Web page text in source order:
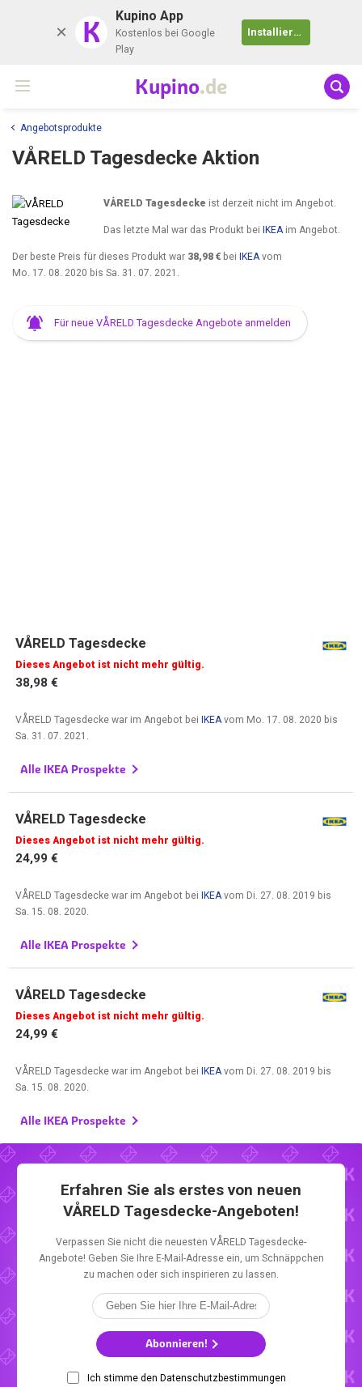
K Kupino App
Kostenlos bei Google
Play
Installieren
Kupino.de
Angebotsprodukte
VÅRELD Tagesdecke Aktion
VÅRELD Tagesdecke ist derzeit nicht im Angebot.
Das letzte Mal war das Produkt bei IKEAim Angebot.
Der beste Preis für dieses Produkt war 38,98 € bei IKEA vom
Mo. 17. 08. 2020 bis Sa. 31. 07. 2021
Für neue VÅRELD Tagesdecke Angebote anmelden
VÅRELD Tagesdecke
Dieses Angebot ist nicht mehr gültig.
38,98 €
VÅRELD Tagesdecke war im Angebot beiIKEA vom Mo. 17. 08. 2020 bis
Sa. 31. 07. 2021
Alle IKEA Prospekte
VÅRELD Tagesdecke
Dieses Angebot ist nicht mehr gültig.
24,99 €
VÅRELD Tagesdecke war im Angebot beiIKEA vom Di. 27. 08. 2019 bis
Sa. 15. 08. 2020
Alle IKEA Prospekte
VÅRELD Tagesdecke
Dieses Angebot ist nicht mehr gültig.
24,99 €
VÅRELD Tagesdecke war im Angebot beiIKEA vom Di. 27. 08. 2019 bis
Sa. 15. 08. 2020
Alle IKEA Prospekte
Erfahren Sie als erstes von neuen
VÅRELD Tagesdecke-Angeboten!
Verpassen Sie nicht die neuesten VÅRELD Tagesdecke-
Angebote! Geben Sie Ihre E-Mail-Adresse ein, um Schnäppchen
zu machen oder sich inspirieren zu lassen.
Abonnieren!
Ich stimme den Datenschutzbestimmungen